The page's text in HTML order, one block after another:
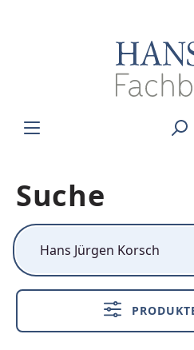
denken
Nachhaltig,
Suche